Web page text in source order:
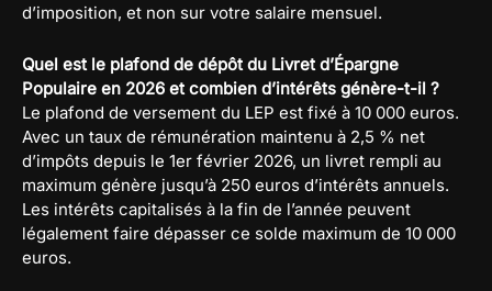
d’imposition, et non sur votre salaire mensuel.
Quel est le plafond de dépôt du Livret d’Épargne
Populaire en 2026 et combien d’intérêts génère-t-il ?
Le plafond de versement du LEP est fixé à 10 000 euros.
Avec un taux de rémunération maintenu à 2,5 % net
d’impôts depuis le 1er février 2026, un livret rempli au
maximum génère jusqu’à 250 euros d’intérêts annuels.
Les intérêts capitalisés à la fin de l’année peuvent
légalement faire dépasser ce solde maximum de 10 000
euros.